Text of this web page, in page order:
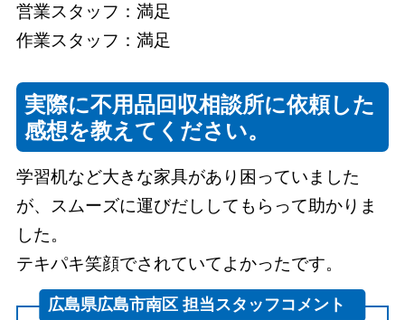
営業スタッフ：満足
作業スタッフ：満足
実際に不用品回収相談所に依頼した
感想を教えてください。
学習机など大きな家具があり困っていました
が、スムーズに運びだししてもらって助かりま
した。
テキパキ笑顔でされていてよかったです。
広島県広島市南区 担当スタッフコメント